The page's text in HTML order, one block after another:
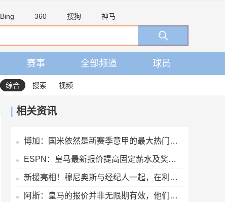
Bing 360 搜狗 神马
赛事 全部频道 球员
综合 搜索 视频
相关资讯
博加：国米依然是新赛季意甲的最大热门，他们是卫冕冠军
ESPN：皇马最新报价提高固定薪水及奖金，维尼修斯肖像权仍有分歧
新援亮相！穆尼奥斯与经纪人一起，在利物浦训练中心拍下合影
阿斯：皇马的报价并非无限期有效，他们希望维尼修斯迅速回应